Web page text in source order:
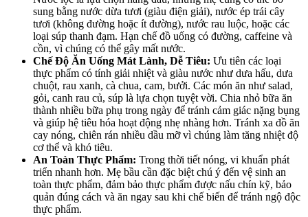
sung bằng nước dừa tươi (giàu điện giải), nước ép trái cây
tươi (không đường hoặc ít đường), nước rau luộc, hoặc các
loại súp thanh đạm. Hạn chế đồ uống có đường, caffeine và
cồn, vì chúng có thể gây mất nước.
Chế Độ Ăn Uống Mát Lành, Dễ Tiêu: Ưu tiên các loại
thực phẩm có tính giải nhiệt và giàu nước như dưa hấu, dưa
chuột, rau xanh, cà chua, cam, bưởi. Các món ăn như salad,
gỏi, canh rau củ, súp là lựa chọn tuyệt vời. Chia nhỏ bữa ăn
thành nhiều bữa phụ trong ngày để tránh cảm giác nặng bụng
và giúp hệ tiêu hóa hoạt động nhẹ nhàng hơn. Tránh xa đồ ăn
cay nóng, chiên rán nhiều dầu mỡ vì chúng làm tăng nhiệt độ
cơ thể và khó tiêu.
An Toàn Thực Phẩm: Trong thời tiết nóng, vi khuẩn phát
triển nhanh hơn. Mẹ bầu cần đặc biệt chú ý đến vệ sinh an
toàn thực phẩm, đảm bảo thực phẩm được nấu chín kỹ, bảo
quản đúng cách và ăn ngay sau khi chế biến để tránh ngộ độc
thực phẩm.